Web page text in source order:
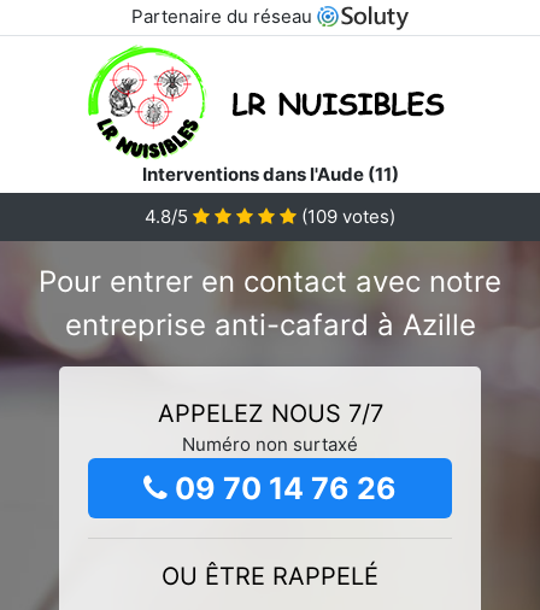
Partenaire du réseau
Interventions dans l'Aude (11)
4.8/5
(109 votes)
Pour entrer en contact avec notre
entreprise anti-cafard à Azille
APPELEZ NOUS 7/7
Numéro non surtaxé
09 70 14 76 26
OU ÊTRE RAPPELÉ